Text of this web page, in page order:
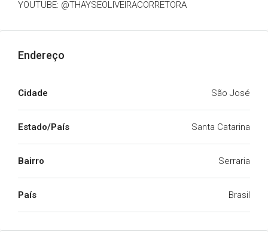
YOUTUBE: @THAYSEOLIVEIRACORRETORA
Endereço
Cidade São José
Estado/País Santa Catarina
Bairro Serraria
País Brasil